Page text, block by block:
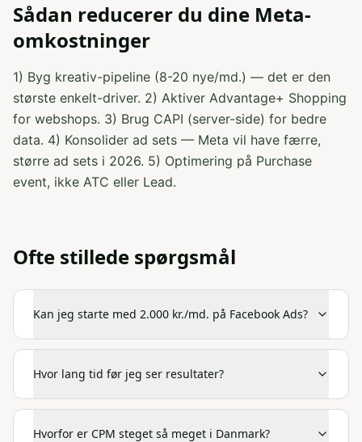
Sådan reducerer du dine Meta-
omkostninger
1) Byg kreativ-pipeline (8-20 nye/md.) — det er den
største enkelt-driver. 2) Aktiver Advantage+ Shopping
for webshops. 3) Brug CAPI (server-side) for bedre
data. 4) Konsolider ad sets — Meta vil have færre,
større ad sets i 2026. 5) Optimering på Purchase
event, ikke ATC eller Lead.
Ofte stillede spørgsmål
Kan jeg starte med 2.000 kr./md. på Facebook Ads?
Hvor lang tid før jeg ser resultater?
Hvorfor er CPM steget så meget i Danmark?